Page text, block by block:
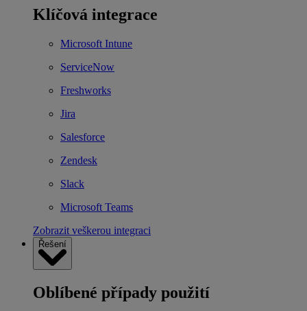
Klíčová integrace
Microsoft Intune
ServiceNow
Freshworks
Jira
Salesforce
Zendesk
Slack
Microsoft Teams
Zobrazit veškerou integraci
Řešení
Oblíbené případy použití